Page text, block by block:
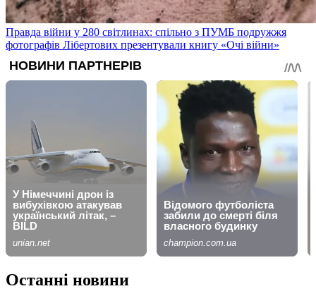
Правда війни у 280 світлинах: спільно з ПУМБ подружжя
фотографів Лібертових презентували книгу «Очі війни»
Останні новини